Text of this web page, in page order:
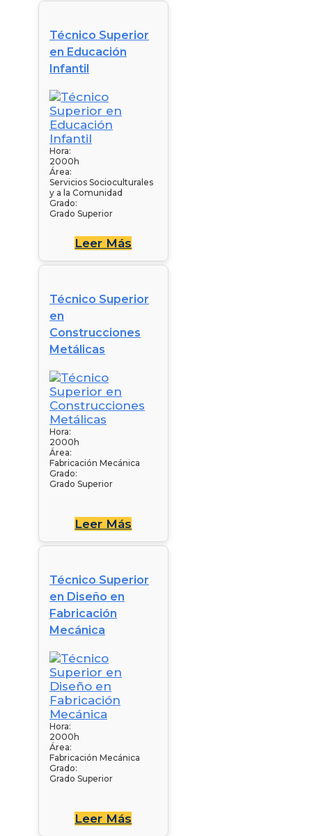
Técnico Superior
en Educación
Infantil
Hora:
2000h
Área:
Servicios Socioculturales
y a la Comunidad
Grado:
Grado Superior
Leer Más
Técnico Superior
en
Construcciones
Metálicas
Hora:
2000h
Área:
Fabricación Mecánica
Grado:
Grado Superior
Leer Más
Técnico Superior
en Diseño en
Fabricación
Mecánica
Hora:
2000h
Área:
Fabricación Mecánica
Grado:
Grado Superior
Leer Más